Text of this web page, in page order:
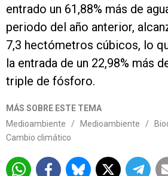
entrado un 61,88% más de
periodo del año anterior,
7,3 hectómetros cúbicos, lo
la entrada de un 22,98% más
triple de fósforo.
MÁS SOBRE ESTE TEMA
Medioambiente
/ Medioambiente /
Cambio climático